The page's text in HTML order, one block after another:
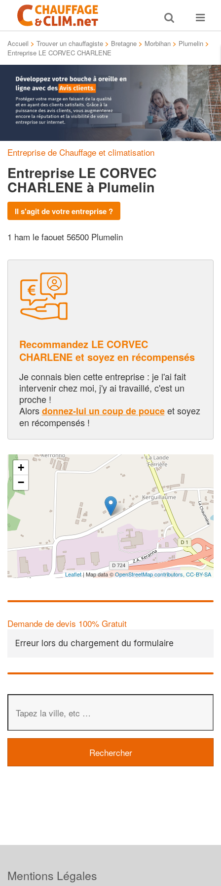
Toggle
search
Toggle
Accueil > Trouver un chauffagiste > Bretagne > Morbihan > Plumelin >
Entreprise LE CORVEC CHARLENE
Entreprise de Chauffage et climatisation
Entreprise LE CORVEC
CHARLENE à Plumelin
Il s'agit de votre entreprise ?
1 ham le faouet 56500 Plumelin
Recommandez LE CORVEC
CHARLENE et soyez en récompensés
Je connais bien cette entreprise : je l'ai fait
intervenir chez moi, j'y ai travaillé, c'est un
proche !
Alorsdonnez-lui un coup de pouceet soyez
en récompensés !
+
−
Leaflet| Map data ©OpenStreetMap contributors, CC-BY-SA
Demande de devis 100% Gratuit
Erreur lors du chargement du formulaire
Mentions Légales